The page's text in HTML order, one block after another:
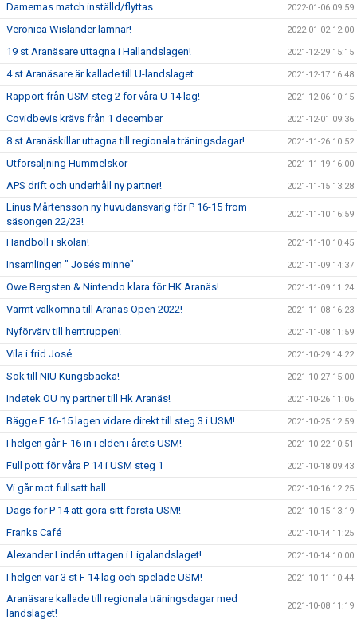
Damernas match inställd/flyttas 2022-01-06 09:59
Veronica Wislander lämnar! 2022-01-02 12:00
19 st Aranäsare uttagna i Hallandslagen! 2021-12-29 15:15
4 st Aranäsare är kallade till U-landslaget 2021-12-17 16:48
Rapport från USM steg 2 för våra U 14 lag! 2021-12-06 10:15
Covidbevis krävs från 1 december 2021-12-01 09:36
8 st Aranäskillar uttagna till regionala träningsdagar! 2021-11-26 10:52
Utförsäljning Hummelskor 2021-11-19 16:00
APS drift och underhåll ny partner! 2021-11-15 13:28
Linus Mårtensson ny huvudansvarig för P 16-15 from
säsongen 22/23!
2021-11-10 16:59
Handboll i skolan! 2021-11-10 10:45
Insamlingen " Josés minne" 2021-11-09 14:37
Owe Bergsten & Nintendo klara för HK Aranäs! 2021-11-09 11:24
Varmt välkomna till Aranäs Open 2022! 2021-11-08 16:23
Nyförvärv till herrtruppen! 2021-11-08 11:59
Vila i frid José 2021-10-29 14:22
Sök till NIU Kungsbacka! 2021-10-27 15:00
Indetek OU ny partner till Hk Aranäs! 2021-10-26 11:06
Bägge F 16-15 lagen vidare direkt till steg 3 i USM! 2021-10-25 12:59
I helgen går F 16 in i elden i årets USM! 2021-10-22 10:51
Full pott för våra P 14 i USM steg 1 2021-10-18 09:43
Vi går mot fullsatt hall... 2021-10-16 12:25
Dags för P 14 att göra sitt första USM! 2021-10-15 13:19
Franks Café 2021-10-14 11:25
Alexander Lindén uttagen i Ligalandslaget! 2021-10-14 10:00
I helgen var 3 st F 14 lag och spelade USM! 2021-10-11 10:44
Aranäsare kallade till regionala träningsdagar med
landslaget!
2021-10-08 11:19